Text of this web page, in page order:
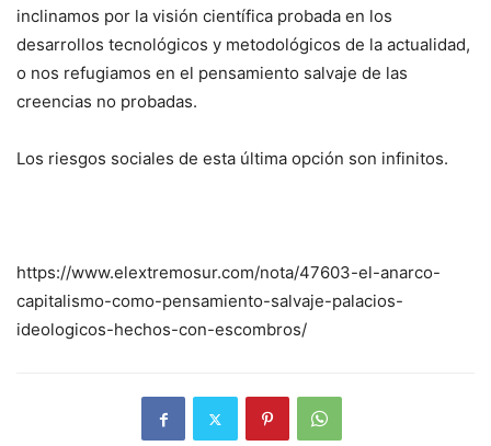
inclinamos por la visión científica probada en los
desarrollos tecnológicos y metodológicos de la actualidad,
o nos refugiamos en el pensamiento salvaje de las
creencias no probadas.
Los riesgos sociales de esta última opción son infinitos.
https://www.elextremosur.com/nota/47603-el-anarco-
capitalismo-como-pensamiento-salvaje-palacios-
ideologicos-hechos-con-escombros/